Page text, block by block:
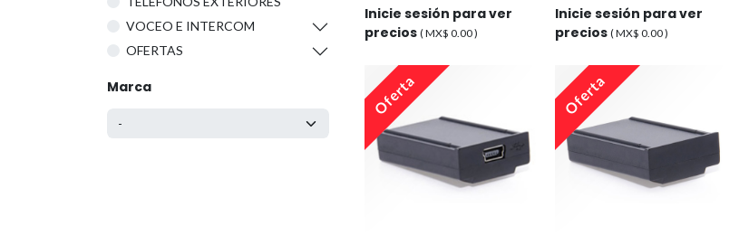
VOCEO E INTERCOM
OFERTAS
Marca
Inicie sesión para ver
precios ( MX$ 0.00)
Inicie sesión para ver
precios ( MX$ 0.00)
Oferta Oferta